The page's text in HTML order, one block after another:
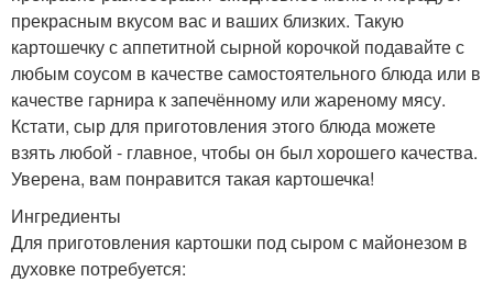
прекрасным вкусом вас и ваших близких. Такую
картошечку с аппетитной сырной корочкой подавайте с
любым соусом в качестве самостоятельного блюда или в
качестве гарнира к запечённому или жареному мясу.
Кстати, сыр для приготовления этого блюда можете
взять любой - главное, чтобы он был хорошего качества.
Уверена, вам понравится такая картошечка!
Ингредиенты
Для приготовления картошки под сыром с майонезом в
духовке потребуется: